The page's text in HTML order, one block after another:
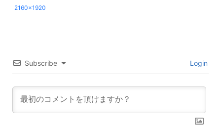
2160x1920
Subscribe Login